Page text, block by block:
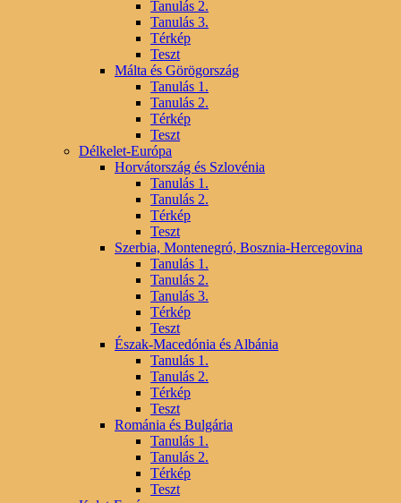
Tanulás 2.
Tanulás 3.
Térkép
Teszt
Málta és Görögország
Tanulás 1.
Tanulás 2.
Térkép
Teszt
Délkelet-Európa
Horvátország és Szlovénia
Tanulás 1.
Tanulás 2.
Térkép
Teszt
Szerbia, Montenegró, Bosznia-Hercegovina
Tanulás 1.
Tanulás 2.
Tanulás 3.
Térkép
Teszt
Észak-Macedónia és Albánia
Tanulás 1.
Tanulás 2.
Térkép
Teszt
Románia és Bulgária
Tanulás 1.
Tanulás 2.
Térkép
Teszt